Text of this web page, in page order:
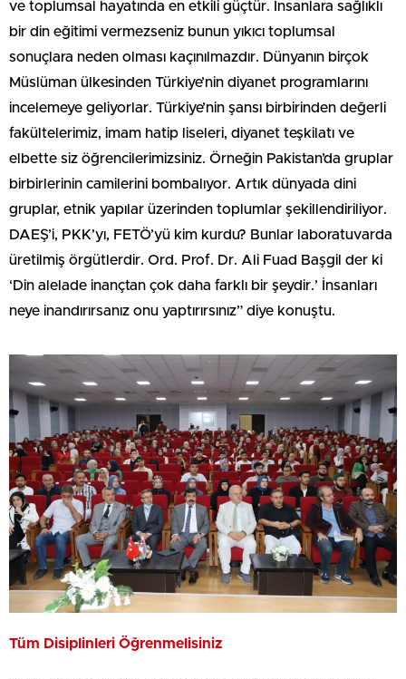
ve toplumsal hayatında en etkili güçtür. İnsanlara sağlıklı
bir din eğitimi vermezseniz bunun yıkıcı toplumsal
sonuçlara neden olması kaçınılmazdır. Dünyanın birçok
Müslüman ülkesinden Türkiye’nin diyanet programlarını
incelemeye geliyorlar. Türkiye’nin şansı birbirinden değerli
fakültelerimiz, imam hatip liseleri, diyanet teşkilatı ve
elbette siz öğrencilerimizsiniz. Örneğin Pakistan’da gruplar
birbirlerinin camilerini bombalıyor. Artık dünyada dini
gruplar, etnik yapılar üzerinden toplumlar şekillendiriliyor.
DAEŞ’i, PKK’yı, FETÖ’yü kim kurdu? Bunlar laboratuvarda
üretilmiş örgütlerdir. Ord. Prof. Dr. Ali Fuad Başgil der ki
‘Din alelade inançtan çok daha farklı bir şeydir.’ İnsanları
neye inandırırsanız onu yaptırırsınız” diye konuştu.
Tüm Disiplinleri Öğrenmelisiniz